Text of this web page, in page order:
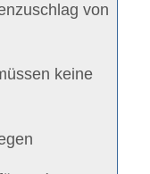
von
keine